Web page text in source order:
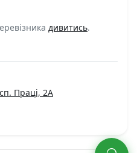
дивитись.
Праці, 2А